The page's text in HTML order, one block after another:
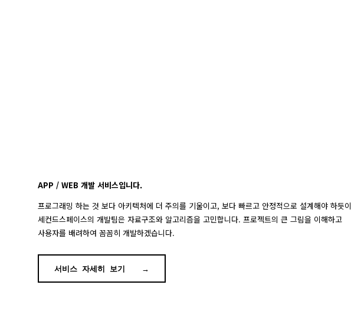
APP / WEB 개발 서비스입니다.
프로그래밍 하는 것 보다 아키텍처에 더 주의를 기울이고, 보다 빠르고 안정적으로 설계해야 하듯이
세컨드스페이스의 개발팀은 자료구조와 알고리즘을 고민합니다. 프로젝트의 큰 그림을 이해하고
사용자를 배려하여 꼼꼼히 개발하겠습니다.
서비스 자세히 보기 →